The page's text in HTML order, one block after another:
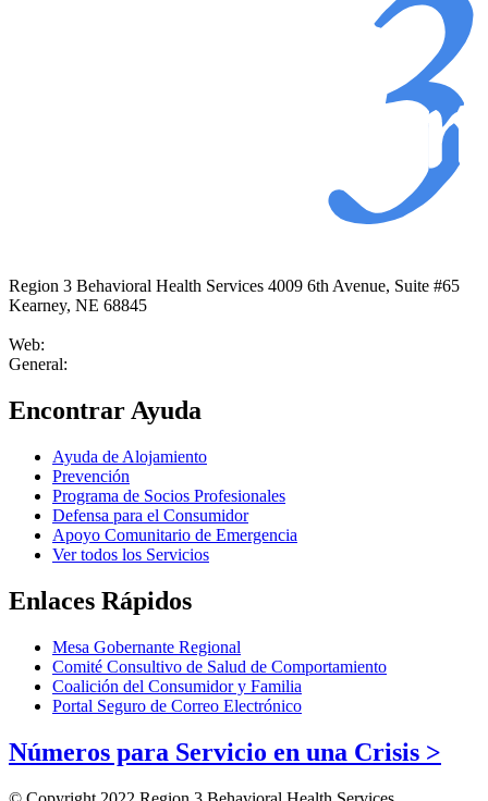
Region 3 Behavioral Health Services 4009 6th Avenue, Suite #65
Kearney, NE 68845
Web:
General:
Encontrar Ayuda
Ayuda de Alojamiento
Prevención
Programa de Socios Profesionales
Defensa para el Consumidor
Apoyo Comunitario de Emergencia
Ver todos los Servicios
Enlaces Rápidos
Mesa Gobernante Regional
Comité Consultivo de Salud de Comportamiento
Coalición del Consumidor y Familia
Portal Seguro de Correo Electrónico
Números para Servicio en una Crisis >